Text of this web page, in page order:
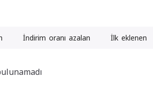
İndirim oranı azalan İlk eklenen